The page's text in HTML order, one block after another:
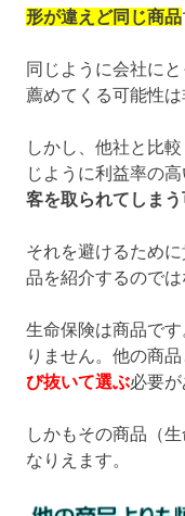
形が違えど同じ商品
同じように会社に
薦めてくる可能性は
しかし、他社と比
じように利益率の
客を取られてしま
それを避けるため
品を紹介するので
生命保険は商品で
りません。他の商
び抜いて選ぶ必要が
しかもその商品（
なりえます。